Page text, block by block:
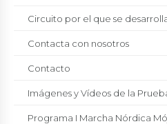
Circuito por el que se
Contacta con nosotros
Contacto
Imágenes y Vídeos de la
Programa I Marcha Nórdica